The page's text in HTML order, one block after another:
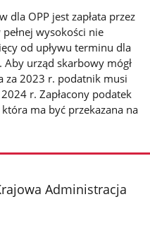
dla OPP jest zapłata przez
wysokości nie
od upływu terminu dla
Aby urząd skarbowy mógł
za 2023 r. podatnik musi
r. Zapłacony podatek
ma być przekazana na
Administracja